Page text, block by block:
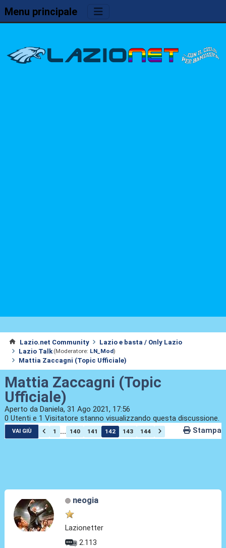
Menu principale
Lazio.net Community
Lazio e basta / Only Lazio
Lazio Talk (Moderatore: LN_Mod)
Mattia Zaccagni (Topic Ufficiale)
Mattia Zaccagni (Topic
Ufficiale)
Aperto da Daniela, 31 Ago 2021, 17:56
0 Utenti e 1 Visitatore stanno visualizzando questa discussione.
VAI GIÙ 1 ... 140 141 142 143 144 Stampa
neogia
Lazionetter
2.113